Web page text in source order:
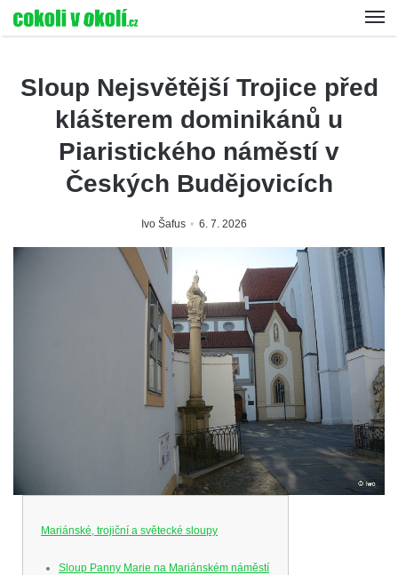
Sloup Nejsvětější Trojice před
klášterem dominikánů u
Piaristického náměstí v
Českých Budějovicích
Ivo Šafus 6. 7. 2026
Mariánské, trojiční a světecké sloupy
Sloup Panny Marie na Mariánském náměstí